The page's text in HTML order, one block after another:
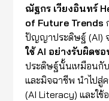
ณัฐกร เวียงอินทร์
of Future Trends
ปัญญาประดิษฐ์ (AI)
ใช้AI อย่างรับผิดชอ
ประดิษฐ์นั้นเหมือนกั
และมิจฉาชีพ นำไปสู่
(AI Literacy) และใ